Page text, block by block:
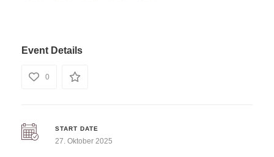
Event Details
0
START DATE
27. Oktober 2025